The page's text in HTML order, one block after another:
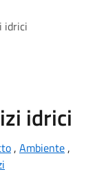
idrici
idrici
, Ambiente,